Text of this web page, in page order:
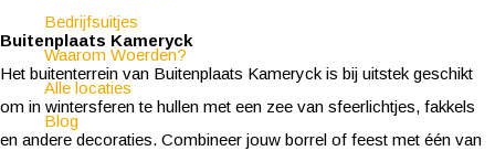
Bedrijfsuitjes
Waarom Woerden?
Alle locaties
Blog
Buitenplaats Kameryck
Het buitenterrein van Buitenplaats Kameryck is bij uitstek geschikt
om in wintersferen te hullen met een zee van sfeerlichtjes, fakkels
en andere decoraties. Combineer jouw borrel of feest met één van